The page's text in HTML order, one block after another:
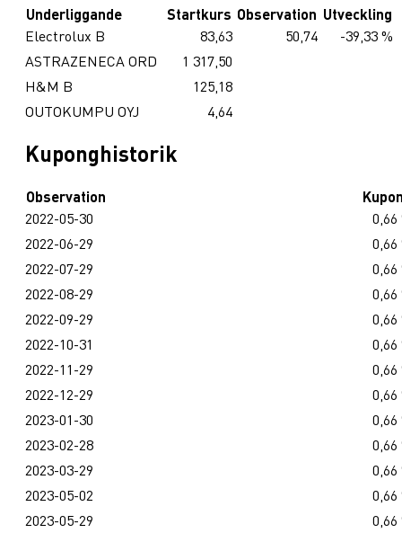
Underliggande Startkurs Observation Utveckling
Electrolux B
83,63 50,74
-39,33 %
ASTRAZENECA ORD
1 317,50
H&M B
125,18
OUTOKUMPU OYJ
4,64
Kuponghistorik
Observation
2022-05-30
0,66
2022-06-29
0,66
2022-07-29
0,66
2022-08-29
0,66
2022-09-29
0,66
2022-10-31
0,66
2022-11-29
0,66
2022-12-29
0,66
2023-01-30
0,66
2023-02-28
0,66
2023-03-29
0,66
2023-05-02
0,66
2023-05-29
0,66